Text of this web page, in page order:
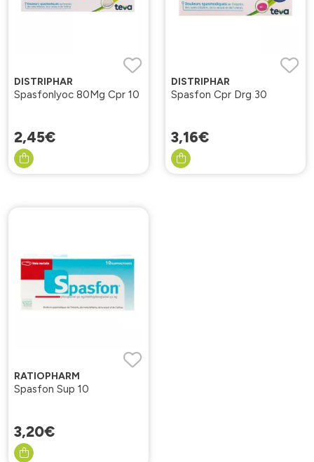
DISTRIPHAR
Spasfonlyoc 80Mg Cpr 10
2,45€
DISTRIPHAR
Spasfon Cpr Drg 30
3,16€
RATIOPHARM
Spasfon Sup 10
3,20€